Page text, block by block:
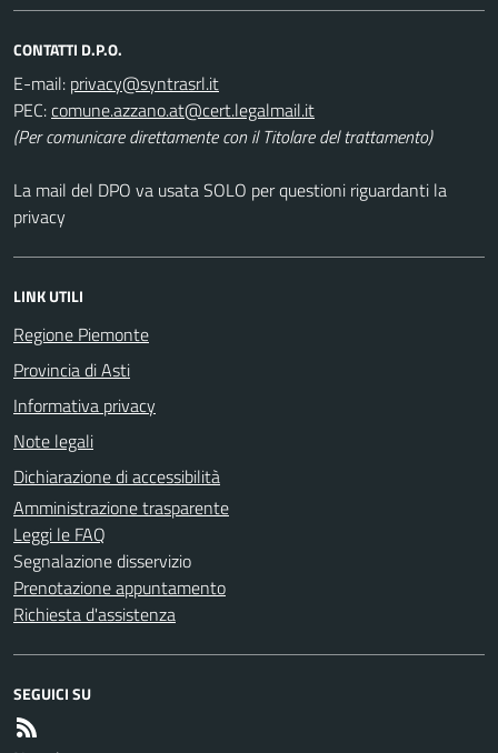
CONTATTI D.P.O.
E-mail:
PEC:
(Per comunicare direttamente con il Titolare del trattamento)
La mail del DPO va usata SOLO per questioni riguardanti la
privacy
LINK UTILI
Regione Piemonte
Provincia di Asti
Informativa privacy
Note legali
Dichiarazione di accessibilità
Amministrazione trasparente
Leggi le FAQ
Segnalazione disservizio
Prenotazione appuntamento
Richiesta d'assistenza
SEGUICI SU